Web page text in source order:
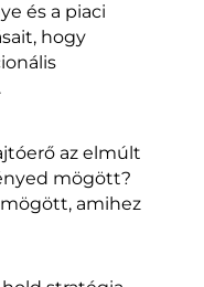
és a piaci
hogy
az elmúlt
mögött?
amihez